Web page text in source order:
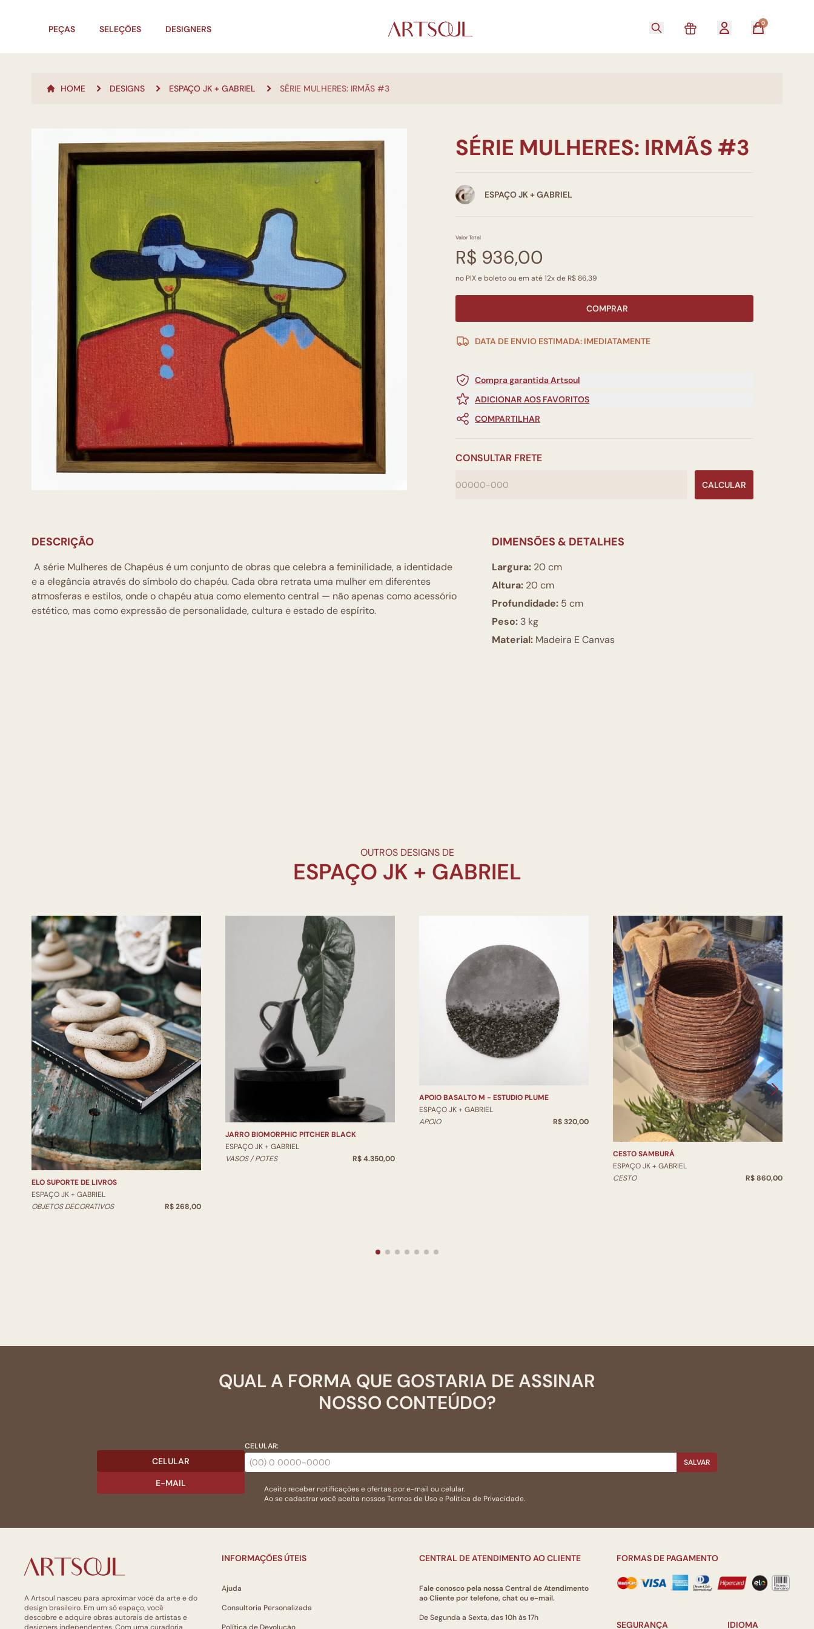
PEÇAS SELEÇÕES DESIGNERS
0
HOME DESIGNS ESPAÇO JK + GABRIEL SÉRIE MULHERES: IRMÃS #3
SÉRIE MULHERES: IRMÃS #3
ESPAÇO JK + GABRIEL
Valor Total
R$ 936,00
no PIX e boleto ou em até 12x de R$ 86,39
COMPRAR
DATA DE ENVIO ESTIMADA: IMEDIATAMENTE
Compra garantida Artsoul
ADICIONAR AOS FAVORITOS
COMPARTILHAR
CONSULTAR FRETE
CALCULAR
DESCRIÇÃO
A série Mulheres de Chapéus é um conjunto de obras que celebra a feminilidade, a identidade
e a elegância através do símbolo do chapéu. Cada obra retrata uma mulher em diferentes
atmosferas e estilos, onde o chapéu atua como elemento central — não apenas como acessório
estético, mas como expressão de personalidade, cultura e estado de espírito.
DIMENSÕES & DETALHES
Largura: 20 cm
Altura: 20 cm
Profundidade: 5 cm
Peso: 3 kg
Material: Madeira E Canvas
OUTROS DESIGNS DE
ELO SUPORTE DE LIVROS
ESPAÇO JK + GABRIEL
OBJETOS DECORATIVOS
R$ 268,00
JARRO BIOMORPHIC PITCHER BLACK
ESPAÇO JK + GABRIEL
VASOS / POTES
R$ 4.350,00
APOIO BASALTO M - ESTUDIO PLUME
ESPAÇO JK + GABRIEL
APOIO
R$ 320,00
CESTO SAMBURÁ
ESPAÇO JK + GABRIEL
CESTO
R$ 860,00
QUAL A FORMA QUE GOSTARIA DE ASSINAR
NOSSO CONTEÚDO?
CELULAR
E-MAIL
CELULAR:
SALVAR
Aceito receber notificações e ofertas por e-mail ou celular.
Ao se cadastrar você aceita nossosTermos de Usoe Politica de Privacidade.
A Artsoul nasceu para aproximar você da arte e do
design brasileiro. Em um só espaço, você
descobre e adquire obras autorais de artistas e
INFORMAÇÕES ÚTEIS
Ajuda
Consultoria Personalizada
CENTRAL DE ATENDIMENTO AO CLIENTE
Fale conosco pela nossa Central de Atendimento
ao Cliente por telefone, chat ou e-mail.
De Segunda a Sexta, das 10h às 17h
FORMAS DE PAGAMENTO
SEGURANÇA IDIOMA